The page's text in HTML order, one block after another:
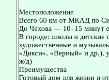
Местоположение
Всего 60 км от МКАД по
До Чехова — 10–15 минут
В городе: школы и детские
художественные и
«Дикси», «Верный» и др.),
ж/д)
Преимущества
Готовый дом для жизни и